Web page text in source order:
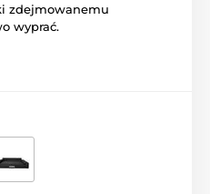
zdejmowanemu
wyprać.